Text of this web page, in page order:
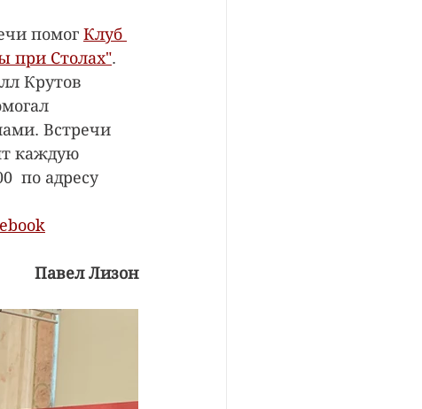
помог Клуб
при Столах".
Крутов
Встречи
каждую
по адресу
Павел Лизон